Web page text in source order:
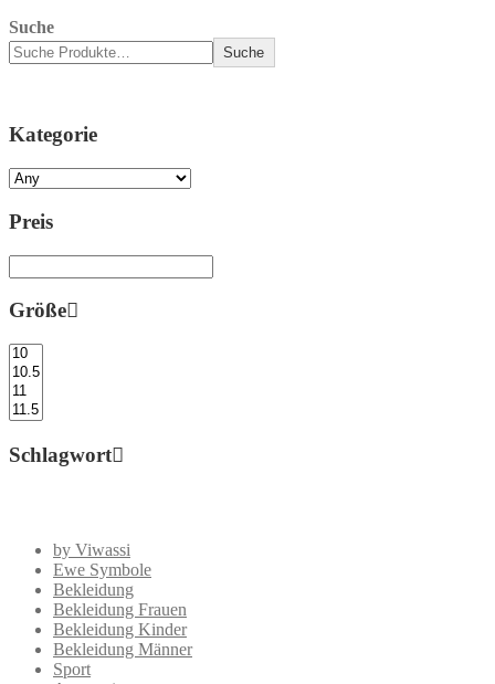
Suche
Suche
Kategorie
Preis
Größe
Schlagwort
by Viwassi
Ewe Symbole
Bekleidung
Bekleidung Frauen
Bekleidung Kinder
Bekleidung Männer
Sport